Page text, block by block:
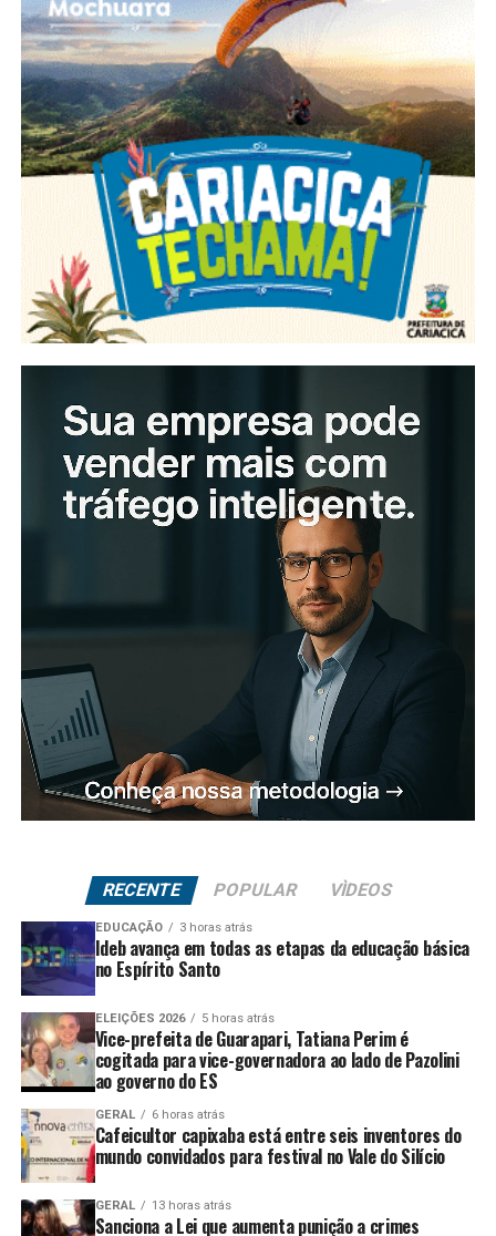
RECENTE POPULAR VÌDEOS
EDUCAÇÃO 3 horas atrás
Ideb avança em todas as etapas da educação básica
no Espírito Santo
ELEIÇÕES 2026 5 horas atrás
Vice-prefeita de Guarapari, Tatiana Perim é
cogitada para vice-governadora ao lado de Pazolini
ao governo do ES
GERAL 6 horas atrás
Cafeicultor capixaba está entre seis inventores do
mundo convidados para festival no Vale do Silício
GERAL 13 horas atrás
Sanciona a Lei que aumenta punição a crimes